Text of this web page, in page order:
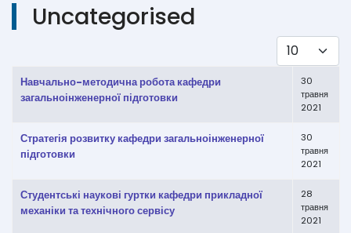
Uncategorised
Показувати
Заголовок Дата створення
Навчально-методична робота кафедри
загальноінженерної підготовки
30
травня
2021
Стратегія розвитку кафедри загальноінженерної
підготовки
30
травня
2021
Студентські наукові гуртки кафедри прикладної
механіки та технічного сервісу
28
травня
2021